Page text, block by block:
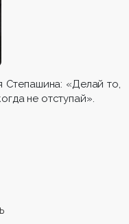
Степашина: «Делай то,
не отступай».